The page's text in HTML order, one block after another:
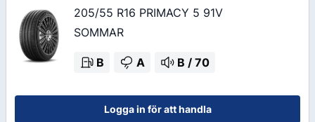
205/55 R16 PRIMACY 5 91V
SOMMAR
B A B / 70
Logga in för att handla